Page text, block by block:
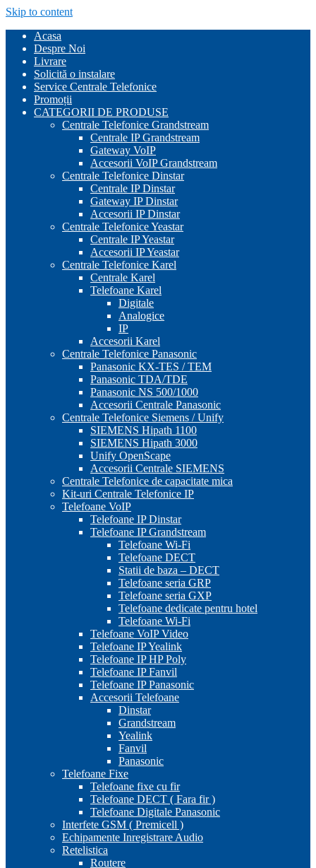
Skip to content
Acasa
Despre Noi
Livrare
Solicită o instalare
Service Centrale Telefonice
Promoții
CATEGORII DE PRODUSE
Centrale Telefonice Grandstream
Centrale IP Grandstream
Gateway VoIP
Accesorii VoIP Grandstream
Centrale Telefonice Dinstar
Centrale IP Dinstar
Gateway IP Dinstar
Accesorii IP Dinstar
Centrale Telefonice Yeastar
Centrale IP Yeastar
Accesorii IP Yeastar
Centrale Telefonice Karel
Centrale Karel
Telefoane Karel
Digitale
Analogice
IP
Accesorii Karel
Centrale Telefonice Panasonic
Panasonic KX-TES / TEM
Panasonic TDA/TDE
Panasonic NS 500/1000
Accesorii Centrale Panasonic
Centrale Telefonice Siemens / Unify
SIEMENS Hipath 1100
SIEMENS Hipath 3000
Unify OpenScape
Accesorii Centrale SIEMENS
Centrale Telefonice de capacitate mica
Kit-uri Centrale Telefonice IP
Telefoane VoIP
Telefoane IP Dinstar
Telefoane IP Grandstream
Telefoane Wi-Fi
Telefoane DECT
Statii de baza – DECT
Telefoane seria GRP
Telefoane seria GXP
Telefoane dedicate pentru hotel
Telefoane Wi-Fi
Telefoane VoIP Video
Telefoane IP Yealink
Telefoane IP HP Poly
Telefoane IP Fanvil
Telefoane IP Panasonic
Accesorii Telefoane
Dinstar
Grandstream
Yealink
Fanvil
Panasonic
Telefoane Fixe
Telefoane fixe cu fir
Telefoane DECT ( Fara fir )
Telefoane Digitale Panasonic
Interfete GSM ( Premicell )
Echipamente Inregistrare Audio
Retelistica
Routere